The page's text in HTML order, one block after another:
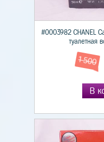
#0003982 CHANEL
туалетная
1 500
В